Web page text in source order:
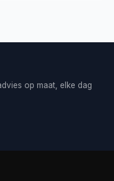
op maat, elke dag